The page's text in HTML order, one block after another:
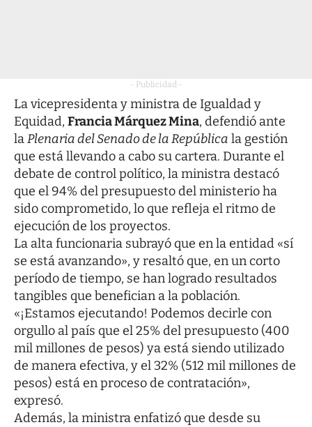
- Publicidad -
La vicepresidenta y ministra de Igualdad y
Equidad, Francia Márquez Mina, defendió ante
laPlenaria del Senado de la República la gestión
que está llevando a cabo su cartera. Durante el
debate de control político, la ministra destacó
que el 94% del presupuesto del ministerio ha
sido comprometido, lo que refleja el ritmo de
ejecución de los proyectos.
La alta funcionaria subrayó que en la entidad «sí
se está avanzando», y resaltó que, en un corto
período de tiempo, se han logrado resultados
tangibles que benefician a la población.
«¡Estamos ejecutando! Podemos decirle con
orgullo al país que el 25% del presupuesto (400
mil millones de pesos) ya está siendo utilizado
de manera efectiva, y el 32% (512 mil millones de
pesos) está en proceso de contratación»,
expresó.
Además, la ministra enfatizó que desde su